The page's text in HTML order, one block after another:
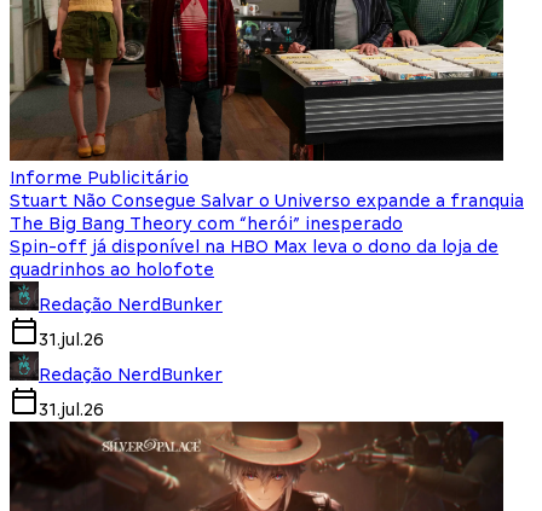
Informe Publicitário
Stuart Não Consegue Salvar o Universo expande a franquia
The Big Bang Theory com “herói” inesperado
Spin-off já disponível na HBO Max leva o dono da loja de
quadrinhos ao holofote
Redação NerdBunker
31.jul.26
Redação NerdBunker
31.jul.26